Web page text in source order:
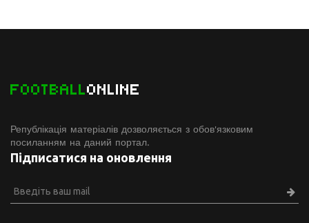
FOOTBALLONLINE
Републікація матеріалів дозволяється з обов'язковим
посиланням на даний портал.
Підписатися на оновлення